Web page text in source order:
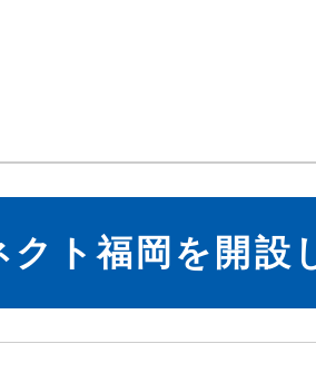
ト福岡を開設